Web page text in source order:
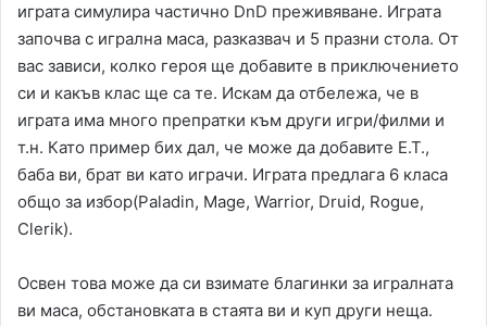
играта симулира частично DnD преживяване. Играта
започва с игрална маса, разказвач и 5 празни стола. От
вас зависи, колко героя ще добавите в приключението
си и какъв клас ще са те. Искам да отбележа, че в
играта има много препратки към други игри/филми и
т.н. Като пример бих дал, че може да добавите E.T.,
баба ви, брат ви като играчи. Играта предлага 6 класа
общо за избор(Paladin, Mage, Warrior, Druid, Rogue,
Clerik).
Освен това може да си взимате благинки за игралната
ви маса, обстановката в стаята ви и куп други неща.